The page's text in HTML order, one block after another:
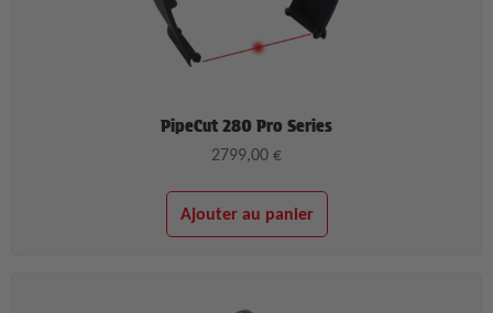
PipeCut 280 Pro Series
2799,00 €
Ajouter au panier